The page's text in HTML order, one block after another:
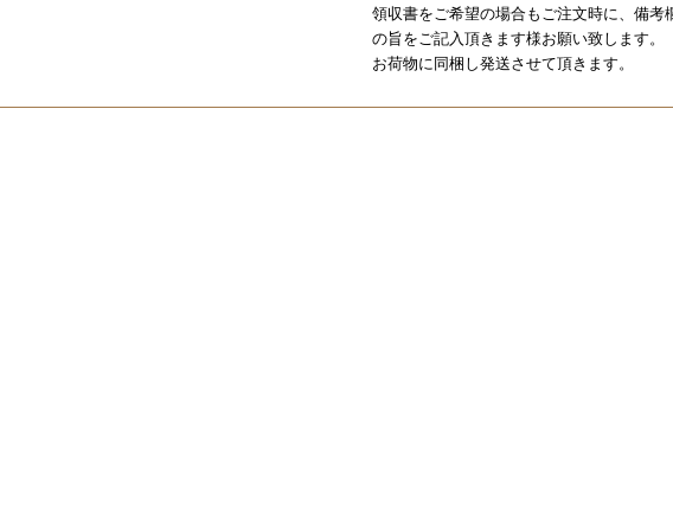
領収書をご希望の場合もご注文時に、備考
の旨をご記入頂きます様お願い致します。
お荷物に同梱し発送させて頂きます。